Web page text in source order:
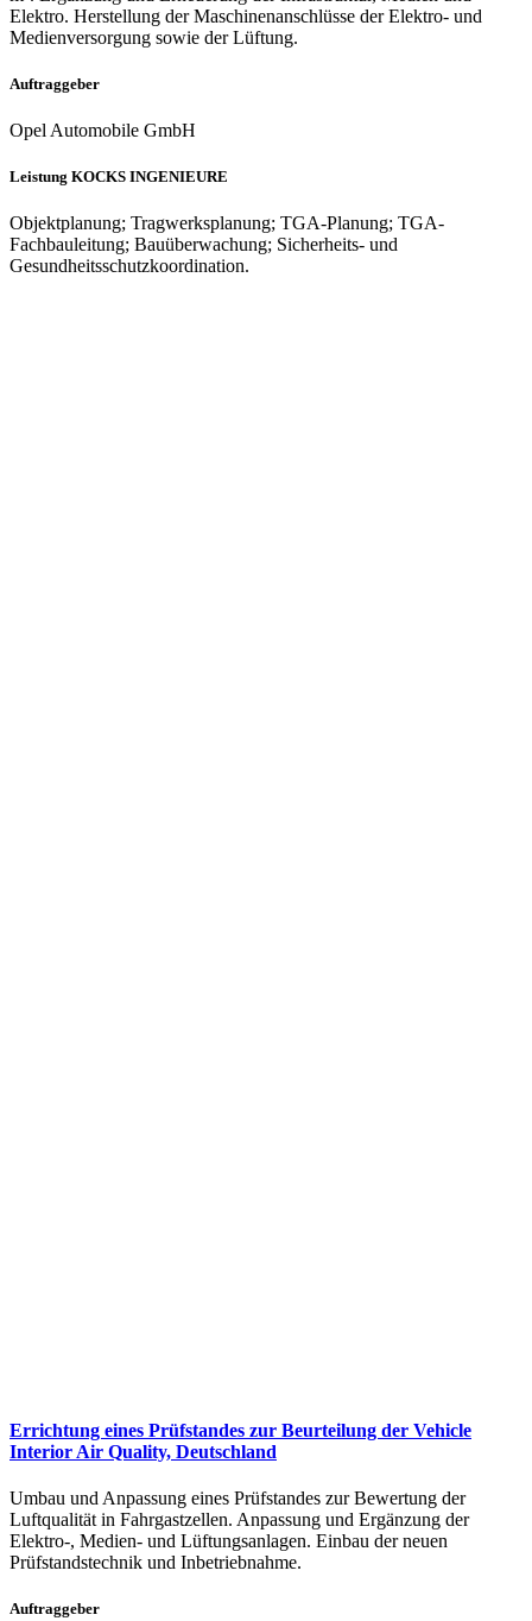
Elektro. Herstellung der Maschinenanschlüsse der Elektro- und
Medienversorgung sowie der Lüftung.
Auftraggeber
Opel Automobile GmbH
Leistung KOCKS INGENIEURE
Objektplanung; Tragwerksplanung; TGA-Planung; TGA-
Fachbauleitung; Bauüberwachung; Sicherheits- und
Gesundheitsschutzkoordination.
Errichtung eines Prüfstandes zur Beurteilung der Vehicle
Interior Air Quality, Deutschland
Umbau und Anpassung eines Prüfstandes zur Bewertung der
Luftqualität in Fahrgastzellen. Anpassung und Ergänzung der
Elektro-, Medien- und Lüftungsanlagen. Einbau der neuen
Prüfstandstechnik und Inbetriebnahme.
Auftraggeber